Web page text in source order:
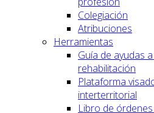
Colegiación
Atribuciones
Herramientas
Guía de ayudas
rehabilitación
Plataforma
interterritorial
Libro de